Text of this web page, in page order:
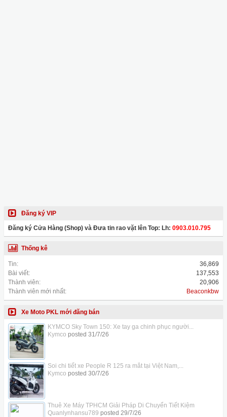
Đăng ký VIP
Đăng ký Cửa Hàng (Shop) và Đưa tin rao vặt lên Top: Lh: 0903.010.795
Thống kê
Tin:
36,869
Bài viết:
137,553
Thành viên:
20,906
Thành viên mới nhất:
Beaconkbw
Xe Moto PKL mới đăng bán
KYMCO Sky Town 150: Xe tay ga chinh phục người...
Kymco posted 31/7/26
Soi chi tiết xe People R 125 ra mắt tại Việt Nam,...
Kymco posted 30/7/26
Thuê Xe Máy TPHCM Giải Pháp Di Chuyển Tiết Kiệm
Quanlynhansu789 posted 29/7/26